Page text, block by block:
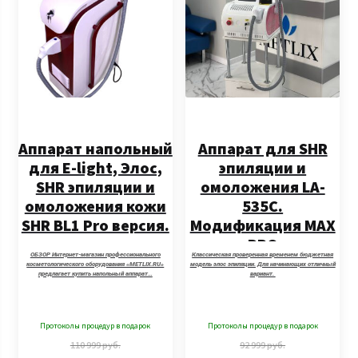
Аппарат напольный
для E-light, Элос,
SHR эпиляции и
омоложения кожи
SHR BL1 Pro версия.
ОБЗОР Интернет-магазин профессионального
косметологического оборудования «METLIX.RU»
предлагает купить напольный аппарат…
Протоколы процедур в подарок
110 999руб.
Аппарат для SHR
эпиляции и
омоложения LA-
535C.
Модификация MAX
PRO
Классическая проверенная временем бюджетная
модель элос эпиляции. Для начинающих отличный
вариант.
Протоколы процедур в подарок
92 999руб.